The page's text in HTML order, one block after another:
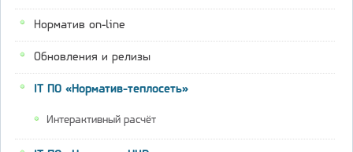
Норматив on-line
Обновления и релизы
IT ПО «Норматив-теплосеть»
Интерактивный расчёт